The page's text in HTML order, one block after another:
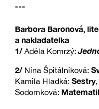
---
Barbora Baronová,
a nakladatelka
1/ Adéla Komrzý:
2/ Nina Špitálníková:
Kamila Hladká: Sestry
Sodomková: